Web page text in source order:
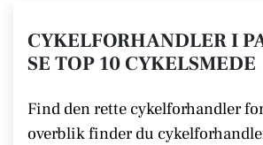
CYKELFORHANDLER I
SE TOP 10 CYKELSMEDE
Find den rette cykelforhandler
overblik finder du